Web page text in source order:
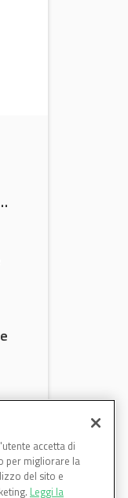
accetta di
per migliorare la
del sito e
Leggi la